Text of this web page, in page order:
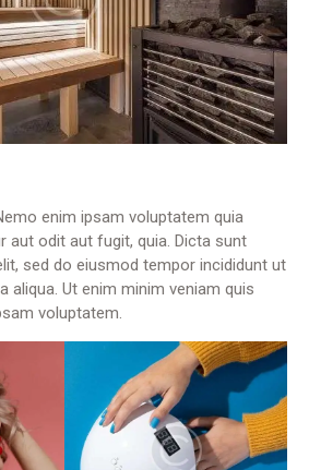
enim ipsam voluptatem quia
aut odit aut fugit, quia. Dicta sunt
sed do eiusmod tempor incididunt ut
aliqua. Ut enim minim veniam quis
voluptatem.